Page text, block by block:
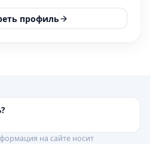
профиль
на сайте носит